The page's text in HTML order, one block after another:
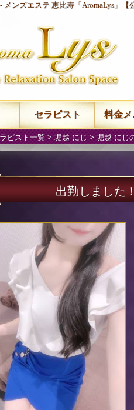
メンズエステ 恵比寿「AromaLys」【
ピスト一覧>堀越 にじ > 堀越 にじ
出勤しました！
セラピスト 料金